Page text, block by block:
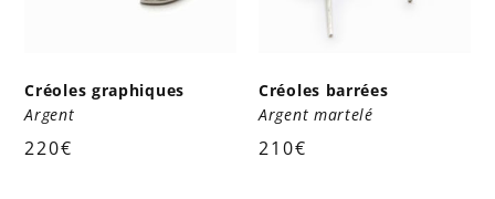
Créoles graphiques
Argent
220€
Créoles barrées
Argent martelé
210€